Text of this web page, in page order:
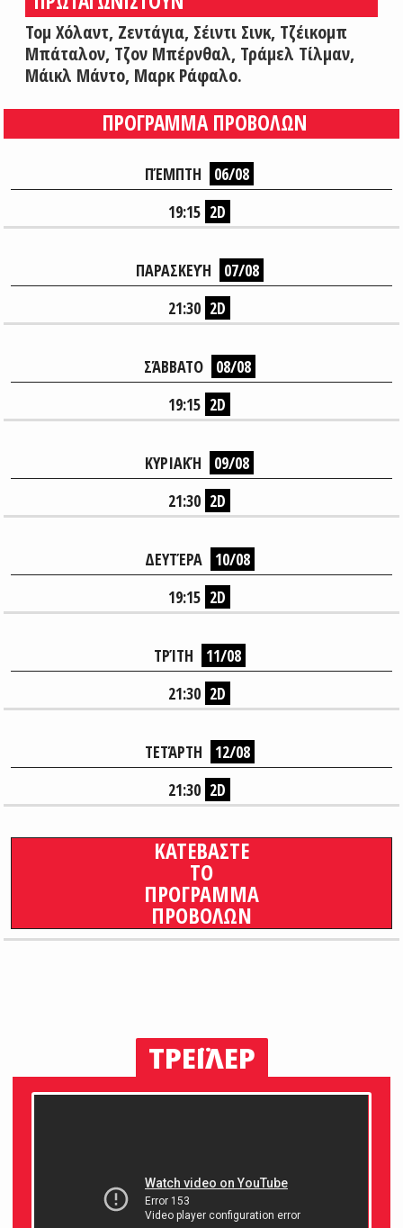
Τομ Χόλαντ, Ζεντάγια, Σέιντι Σινκ, Τζέικομπ
Μπάταλον, Τζον Μπέρνθαλ, Τράμελ Τίλμαν,
Μάικλ Μάντο, Μαρκ Ράφαλο.
ΠΡΟΓΡΑΜΜΑ ΠΡΟΒΟΛΩΝ
ΠΈΜΠΤΗ
06/08
19:15 2D
ΠΑΡΑΣΚΕΥΉ
07/08
21:30 2D
ΣΆΒΒΑΤΟ
08/08
19:15 2D
ΚΥΡΙΑΚΉ
09/08
21:30 2D
ΔΕΥΤΈΡΑ
10/08
19:15 2D
ΤΡΊΤΗ
11/08
21:30 2D
ΤΕΤΆΡΤΗ
12/08
21:30 2D
ΚΑΤΕΒΑΣΤΕ
ΤΟ
ΠΡΟΓΡΑΜΜΑ
ΠΡΟΒΟΛΩΝ
ΤΡΕΪΛΕΡ